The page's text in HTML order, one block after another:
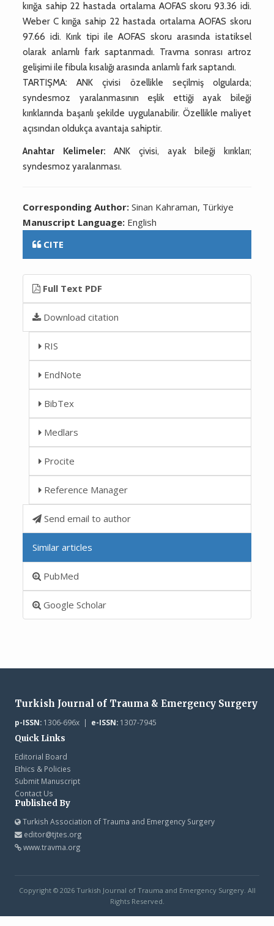
kırığa sahip 22 hastada ortalama AOFAS skoru 93.36 idi.
Weber C kırığa sahip 22 hastada ortalama AOFAS skoru
97.66 idi. Kırık tipi ile AOFAS skoru arasında istatiksel
olarak anlamlı fark saptanmadı. Travma sonrası artroz
gelişimi ile fibula kısalığı arasında anlamlı fark saptandı.
TARTIŞMA: ANK çivisi özellikle seçilmiş olgularda;
syndesmoz yaralanmasının eşlik ettiği ayak bileği
kırıklarında başarılı şekilde uygulanabilir. Özellikle maliyet
açısından oldukça avantaja sahiptir.
Anahtar Kelimeler: ANK çivisi, ayak bileği kırıkları;
syndesmoz yaralanması.
Corresponding Author:Sinan Kahraman, Türkiye
Manuscript Language: English
CITE
Full Text PDF
Download citation
RIS
EndNote
BibTex
Medlars
Procite
Reference Manager
Send email to author
Similar articles
PubMed
Google Scholar
Turkish Journal of Trauma & Emergency Surgery
p-ISSN:1306-696x | e-ISSN:1307-7945
Quick Links
Editorial Board
Ethics & Policies
Submit Manuscript
Contact Us
Published By
Turkish Association of Trauma and Emergency Surgery
editor@tjtes.org
www.travma.org
Copyright © 2026 Turkish Journal of Trauma and Emergency Surgery. All
Rights Reserved.